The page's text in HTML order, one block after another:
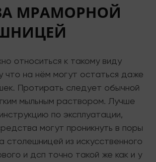
МРАМОРНОЙ
относиться к такому виду
что на нём могут остаться даже
Протирать следует обычной
мыльным раствором. Лучше
по эксплуатации,
могут проникнуть в поры
столешницей из искусственного
и дсп точно такой же как и у